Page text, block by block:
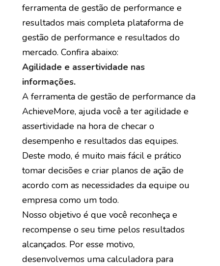
ferramenta de gestão de performance e
resultados mais completa plataforma de
gestão de performance e resultados do
mercado. Confira abaixo:
Agilidade e assertividade nas
informações.
A ferramenta de gestão de performance da
AchieveMore, ajuda você a ter agilidade e
assertividade na hora de checar o
desempenho e resultados das equipes.
Deste modo, é muito mais fácil e prático
tomar decisões e criar planos de ação de
acordo com as necessidades da equipe ou
empresa como um todo.
Nosso objetivo é que você reconheça e
recompense o seu time pelos resultados
alcançados. Por esse motivo,
desenvolvemos uma calculadora para